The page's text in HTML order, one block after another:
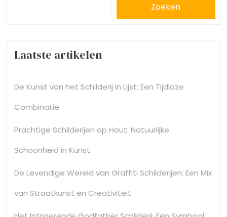
Zoeken
Laatste artikelen
De Kunst van het Schilderij in Lijst: Een Tijdloze
Combinatie
Prachtige Schilderijen op Hout: Natuurlijke
Schoonheid in Kunst
De Levendige Wereld van Graffiti Schilderijen: Een Mix
van Straatkunst en Creativiteit